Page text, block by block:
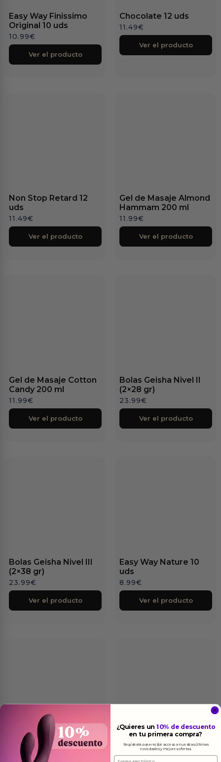
Easy Way Finissimo
Original 10 uds
10.99€
Ver el producto
Chocolate 12 uds
11.49€
Ver el producto
Non Stop Retard 12
uds
11.49€
Ver el producto
Gel de Masaje Almond
Hammam 200 ml
11.99€
Ver el producto
Gel de Masaje Cotton
Candy 200 ml
11.99€
Ver el producto
Bolas Geisha Nivel II
(2×28 gr)
23.99€
Ver el producto
Bolas Geisha Nivel III
(2×38 gr)
23.99€
Ver el producto
Easy Way Nature 10
uds
8.99€
Ver el producto
Finissimo Original
Original 12 uds
Finissimo Original
Original 24 uds